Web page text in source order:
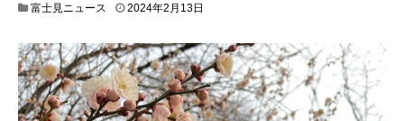
富士見ニュース 2024年2月13日
4
年
2
月
1